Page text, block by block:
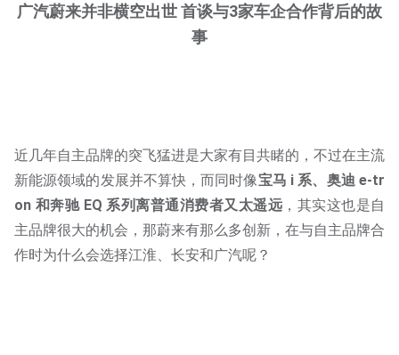
广汽蔚来并非横空出世 首谈与3家车企合作背后的故
事
近几年自主品牌的突飞猛进是大家有目共睹的，不过在主流
新能源领域的发展并不算快，而同时像宝马 i 系、奥迪 e-tr
on 和奔驰 EQ 系列离普通消费者又太遥远 ，其实这也是自
主品牌很大的机会，那蔚来有那么多创新，在与自主品牌合
作时为什么会选择江淮、长安和广汽呢？